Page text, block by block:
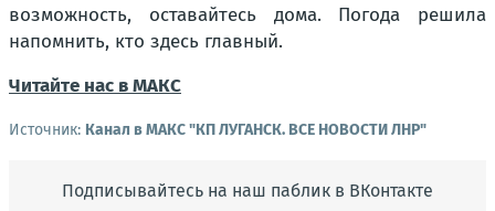
возможность, оставайтесь дома. Погода решила
напомнить, кто здесь главный.
Читайте нас в МАКС
Источник: Канал в МАКС "КП ЛУГАНСК. ВСЕ НОВОСТИ ЛНР"
Подписывайтесь на наш паблик в ВКонтакте